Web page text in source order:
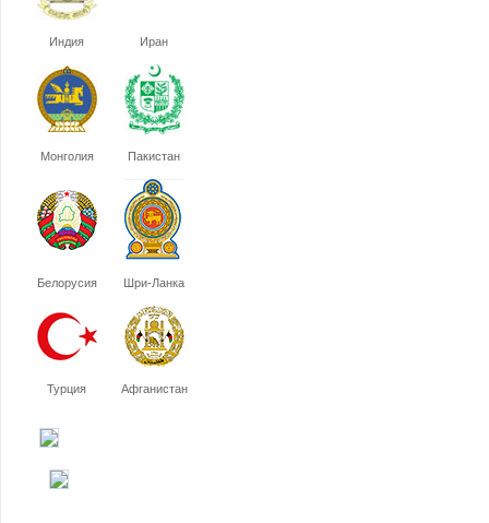
Индия Иран
Монголия Пакистан
Белорусия Шри-Ланка
Турция Афганистан